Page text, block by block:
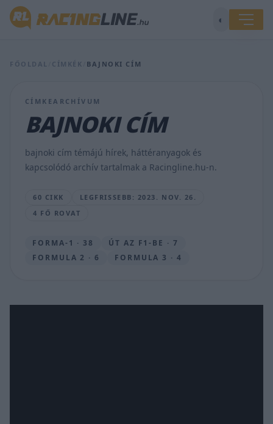
◐
FŐOLDAL CÍMKÉK BAJNOKI CÍM
CÍMKEARCHÍVUM
BAJNOKI CÍM
bajnoki cím témájú hírek, háttéranyagok és
kapcsolódó archív tartalmak a Racingline.hu-n.
60 CIKK
LEGFRISSEBB: 2023. NOV. 26.
4 FŐ ROVAT
FORMA-1 · 38
ÚT AZ F1-BE · 7
FORMULA 2 · 6
FORMULA 3 · 4
megpróbált,
tudta
elvenni
Pourchaire-
a
bajnoki
BOA
26.